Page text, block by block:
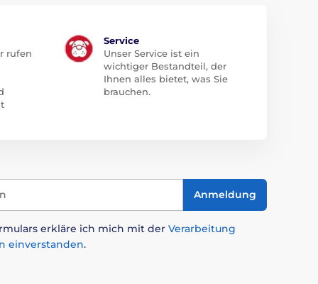
rufen
Service
Unser Service ist ein
wichtiger Bestandteil, der
Ihnen alles bietet, was Sie
brauchen.
Anmeldung
erkläre ich mich mit der Verarbeitung
einverstanden.